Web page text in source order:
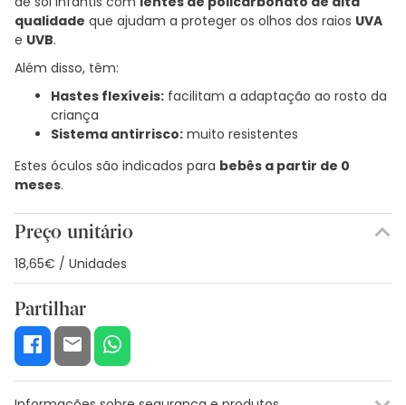
qualidade que ajudam a proteger os olhos dos raios UVA
e UVB.
Além disso, têm:
Hastes flexíveis: facilitam a adaptação ao rosto da
criança
Sistema antirrisco: muito resistentes
Estes óculos são indicados para bebês a partir de 0
meses.
Preço unitário
18,65€ / Unidades
Partilhar